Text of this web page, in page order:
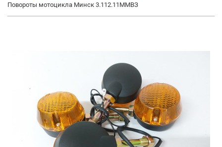
Повороты мотоцикла Минск 3.112.11ММВЗ